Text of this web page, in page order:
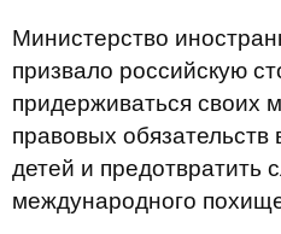
Министерство
призвало российскую
придерживаться своих
правовых
детей и предотвратить
международного